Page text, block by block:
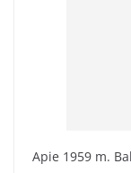
Apie 1959 m.